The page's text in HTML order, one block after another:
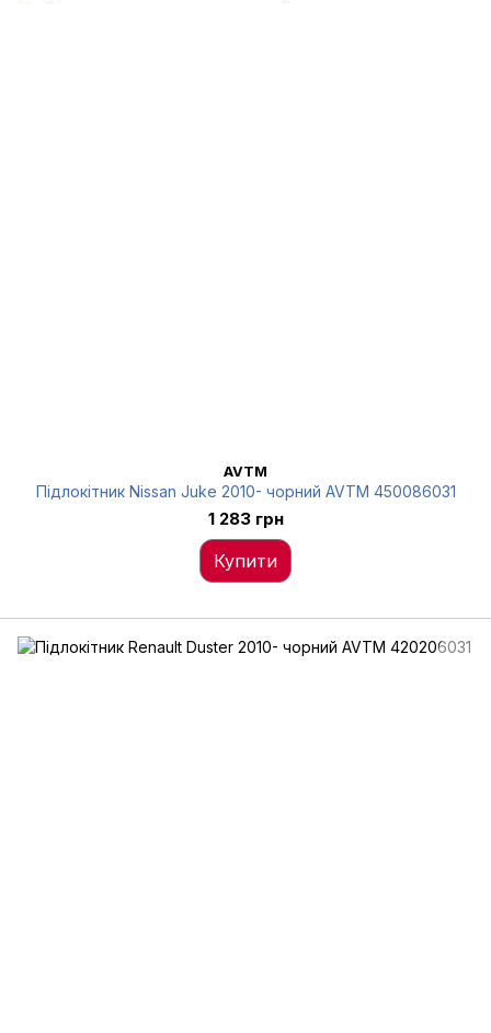
AVTM
Підлокітник Nissan Juke 2010- чорний AVTM 450086031
1 283 грн
Купити